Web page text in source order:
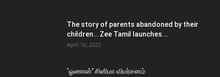
The story of parents abandoned by their
children… Zee Tamil launches...
April 16, 2022
‘ஓணான்’ சினிமா விமர்சனம்